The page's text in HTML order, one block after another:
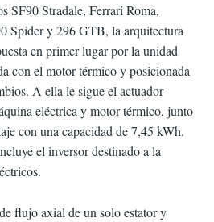
SF90 Stradale, Ferrari Roma,
Spider y 296 GTB, la arquitectura
en primer lugar por la unidad
con el motor térmico y posicionada
A ella le sigue el actuador
eléctrica y motor térmico, junto
con una capacidad de 7,45 kWh.
el inversor destinado a la
flujo axial de un solo estator y